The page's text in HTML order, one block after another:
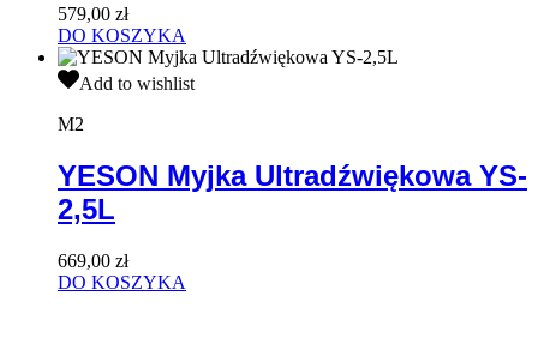
579,00 zł
DO KOSZYKA
YESON
Ultradźwiękowa
2,5L
Add to wishlist
M2
YESON Myjka Ultradźwiękowa YS-
2,5L
669,00 zł
DO KOSZYKA